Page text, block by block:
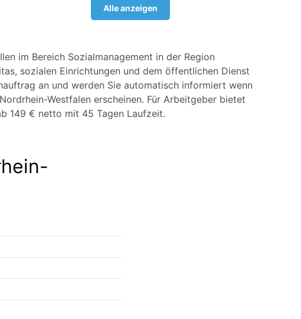
Alle anzeigen
im Bereich Sozialmanagement in der Region
sozialen Einrichtungen und dem öffentlichen Dienst
an und werden Sie automatisch informiert wenn
Westfalen erscheinen. Für Arbeitgeber bietet
149 € netto mit 45 Tagen Laufzeit.